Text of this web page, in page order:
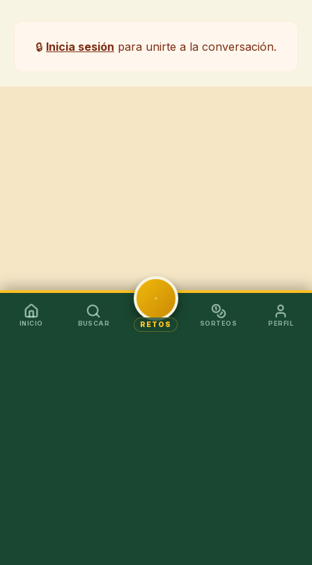
🔒 Inicia sesión para unirte a la conversación.
INICIO BUSCAR RETOS SORTEOS PERFIL